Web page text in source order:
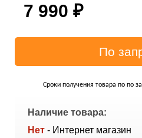
7 990 ₽
Сроки получения товара по по
Наличие товара:
Нет - Интернет магазин